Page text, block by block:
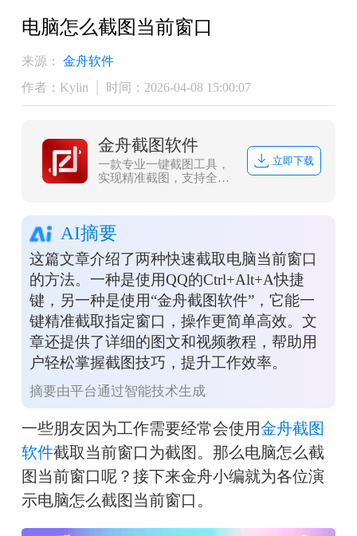
电脑怎么截图当前窗口
来源：
金舟软件
作者：Kylin
时间：2026-04-08 15:00:07
金舟截图软件
一款专业一键截图工具，
实现精准截图，支持全屏
立即下载
AI摘要
这篇文章介绍了两种快速截取电脑当前窗口
的方法。一种是使用QQ的Ctrl+Alt+A快捷
键，另一种是使用“金舟截图软件”，它能一
键精准截取指定窗口，操作更简单高效。文
章还提供了详细的图文和视频教程，帮助用
户轻松掌握截图技巧，提升工作效率。
摘要由平台通过智能技术生成
一些朋友因为工作需要经常会使用金舟截图
软件截取当前窗口为截图。那么电脑怎么截
图当前窗口呢？接下来金舟小编就为各位演
示电脑怎么截图当前窗口。